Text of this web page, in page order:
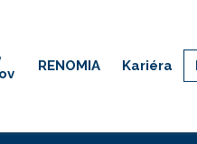
RENOMIA Kariéra